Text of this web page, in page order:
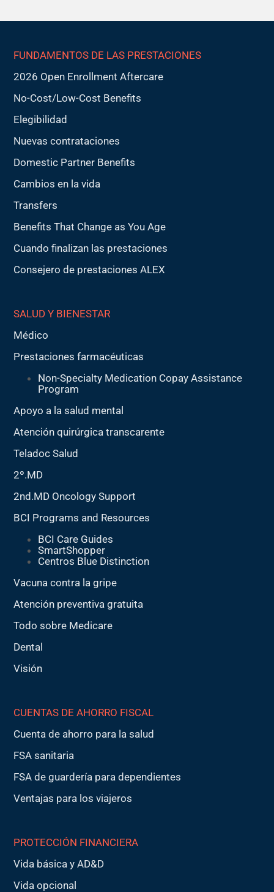
FUNDAMENTOS DE LAS PRESTACIONES
2026 Open Enrollment Aftercare
No-Cost/Low-Cost Benefits
Elegibilidad
Nuevas contrataciones
Domestic Partner Benefits
Cambios en la vida
Transfers
Benefits That Change as You Age
Cuando finalizan las prestaciones
Consejero de prestaciones ALEX
SALUD Y BIENESTAR
Médico
Prestaciones farmacéuticas
Non-Specialty Medication Copay Assistance
Program
Apoyo a la salud mental
Atención quirúrgica transcarente
Teladoc Salud
2º.MD
2nd.MD Oncology Support
BCI Programs and Resources
BCI Care Guides
SmartShopper
Centros Blue Distinction
Vacuna contra la gripe
Atención preventiva gratuita
Todo sobre Medicare
Dental
Visión
CUENTAS DE AHORRO FISCAL
Cuenta de ahorro para la salud
FSA sanitaria
FSA de guardería para dependientes
Ventajas para los viajeros
PROTECCIÓN FINANCIERA
Vida básica y AD&D
Vida opcional